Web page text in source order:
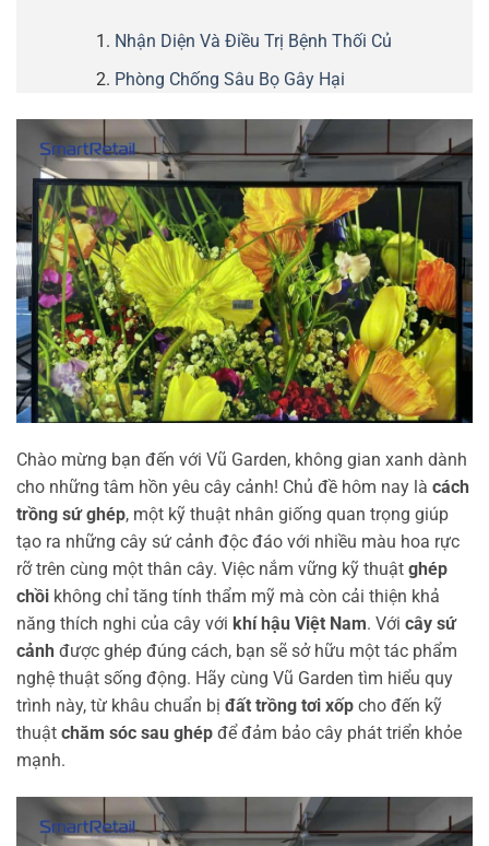
Nhận Diện Và Điều Trị Bệnh Thối Củ
Phòng Chống Sâu Bọ Gây Hại
Chào mừng bạn đến với Vũ Garden, không gian xanh dành
cho những tâm hồn yêu cây cảnh! Chủ đề hôm nay là cách
trồng sứ ghép, một kỹ thuật nhân giống quan trọng giúp
tạo ra những cây sứ cảnh độc đáo với nhiều màu hoa rực
rỡ trên cùng một thân cây. Việc nắm vững kỹ thuật ghép
chồi không chỉ tăng tính thẩm mỹ mà còn cải thiện khả
năng thích nghi của cây với khí hậu Việt Nam. Với cây sứ
cảnh được ghép đúng cách, bạn sẽ sở hữu một tác phẩm
nghệ thuật sống động. Hãy cùng Vũ Garden tìm hiểu quy
trình này, từ khâu chuẩn bị đất trồng tơi xốp cho đến kỹ
thuật chăm sóc sau ghép để đảm bảo cây phát triển khỏe
mạnh.